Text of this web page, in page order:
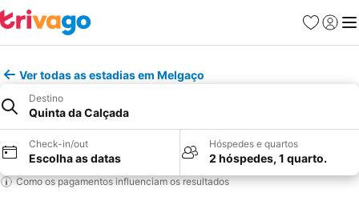
Favoritos
Iniciar
Ver todas as estadias em Melgaço
Destino
Quinta da Calçada
Check-in/out
Escolha as datas
Hóspedes e quartos
2 hóspedes, 1 quarto.
Como os pagamentos influenciam os resultados